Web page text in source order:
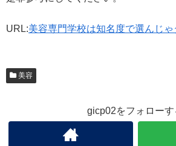
URL:美容専門学校は知名度で選んじゃ
美容
gicp02をフォローす